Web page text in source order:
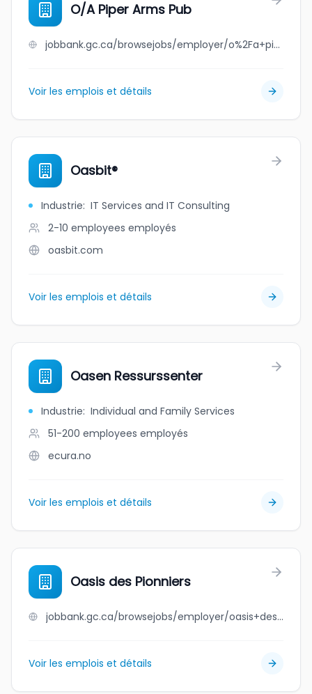
O/A Piper Arms Pub
jobbank.gc.ca/browsejobs/employer/o%2Fa+piper+arms+pub/ca
Voir les emplois et détails
Oasbit®
Industrie: IT Services and IT Consulting
2-10 employees employés
oasbit.com
Voir les emplois et détails
Oasen Ressurssenter
Industrie: Individual and Family Services
51-200 employees employés
ecura.no
Voir les emplois et détails
Oasis des Pionniers
jobbank.gc.ca/browsejobs/employer/oasis+des+pionniers/ca
Voir les emplois et détails